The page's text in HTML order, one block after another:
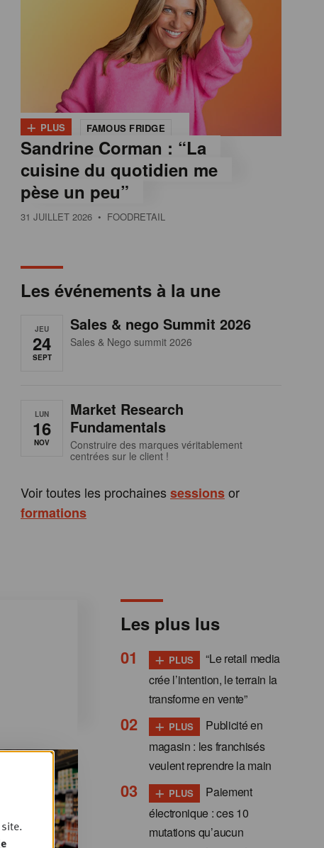
+ PLUS FAMOUS FRIDGE
Sandrine Corman : “La
cuisine du quotidien me
pèse un peu”
31 JUILLET 2026 • FOODRETAIL
Les événements à la une
JEU
24
SEPT
Sales & nego Summit 2026
Sales & Nego summit 2026
LUN
16
NOV
Market Research
Fundamentals
Construire des marques véritablement
centrées sur le client !
Voir toutes les prochaines sessionsor
formations
Les plus lus
+ PLUS
“Le retail media
crée l’intention, le terrain la
transforme en vente”
+ PLUS
Publicité en
magasin : les franchisés
veulent reprendre la main
+ PLUS
Paiement
électronique : ces 10
mutations qu’aucun